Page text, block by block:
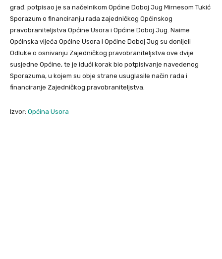
građ. potpisao je sa načelnikom Općine Doboj Jug Mirnesom Tukić
Sporazum o financiranju rada zajedničkog Općinskog
pravobraniteljstva Općine Usora i Općine Doboj Jug. Naime
Općinska vijeća Općine Usora i Općine Doboj Jug su donijeli
Odluke o osnivanju Zajedničkog pravobraniteljstva ove dvije
susjedne Općine, te je idući korak bio potpisivanje navedenog
Sporazuma, u kojem su obje strane usuglasile način rada i
financiranje Zajedničkog pravobraniteljstva.
Izvor: Općina Usora